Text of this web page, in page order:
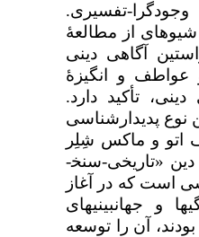
و ۳. وجودگرا-تفسیری.
شیوه­ای از مطالعۀ
آگاهی دینی
عواطف و انگیزهٔ
دینی، تأکید دارد.
نوع پدیدارشناسی
اتو و ماکس شِلِر
«تاریخی-سنخ­
است که در آغاز
و جهان­بینی­های
آن را توسعه